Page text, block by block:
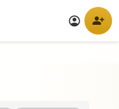
account_circle person_add